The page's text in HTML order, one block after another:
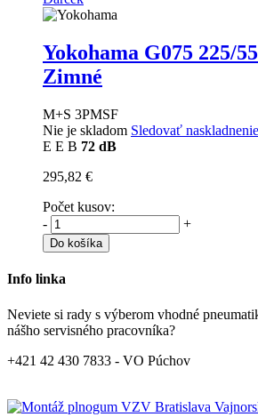
Yokohama G075 225/
Zimné
M+S 3PMSF
Nie je skladom Sledovať naskladnenie
E E B 72 dB
295,82 €
Počet kusov:
-
+
Do košíka
Info linka
Neviete si rady s výberom vhodné
nášho servisného pracovníka?
+421 42 430 7833 - VO Púchov